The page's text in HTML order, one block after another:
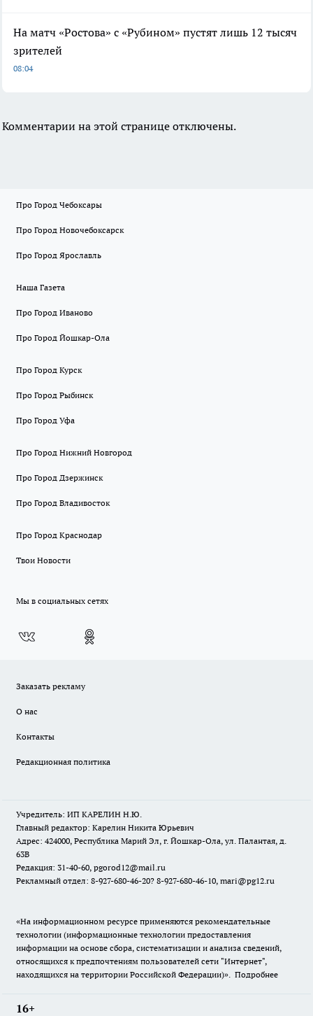
На матч «Ростова» с «Рубином» пустят лишь 12 тысяч
зрителей
08:04
Комментарии на этой странице отключены.
Про Город Чебоксары
Про Город Новочебоксарск
Про Город Ярославль
Наша Газета
Про Город Иваново
Про Город Йошкар-Ола
Про Город Курск
Про Город Рыбинск
Про Город Уфа
Про Город Нижний Новгород
Про Город Дзержинск
Про Город Владивосток
Про Город Краснодар
Твои Новости
Мы в социальных сетях
Заказать рекламу
О нас
Контакты
Редакционная политика
Учредитель: ИП КАРЕЛИН Н.Ю.
Главный редактор: Карелин Никита Юрьевич
Адрес: 424000, Республика Марий Эл, г. Йошкар-Ола, ул. Палантая, д.
63В
Редакция: 31-40-60, pgorod12@mail.ru
Рекламный отдел: 8-927-680-46-20? 8-927-680-46-10, mari@pg12.ru
«На информационном ресурсе применяются рекомендательные
технологии (информационные технологии предоставления
информации на основе сбора, систематизации и анализа сведений,
относящихся к предпочтениям пользователей сети "Интернет",
находящихся на территории Российской Федерации)». Подробнее
16+